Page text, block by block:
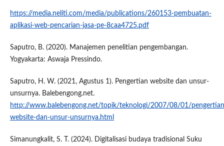
https://media.neliti.com/media/publications/260153-pembuatan-
aplikasi-web-pencarian-jasa-pe-8caa4725.pdf
Saputro, B. (2020). Manajemen penelitian pengembangan.
Yogyakarta: Aswaja Pressindo.
Saputro, H. W. (2021, Agustus 1). Pengertian website dan unsur-
unsurnya. Balebengong.net.
http://www.balebengong.net/topik/teknologi/2007/08/01/
website-dan-unsur-unsurnya.html
Simanungkalit, S. T. (2024). Digitalisasi budaya tradisional Suku